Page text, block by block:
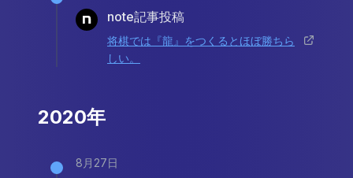
note記事投稿
将棋では『龍』をつくるとほぼ勝ちら
しい。
2020年
8月27日